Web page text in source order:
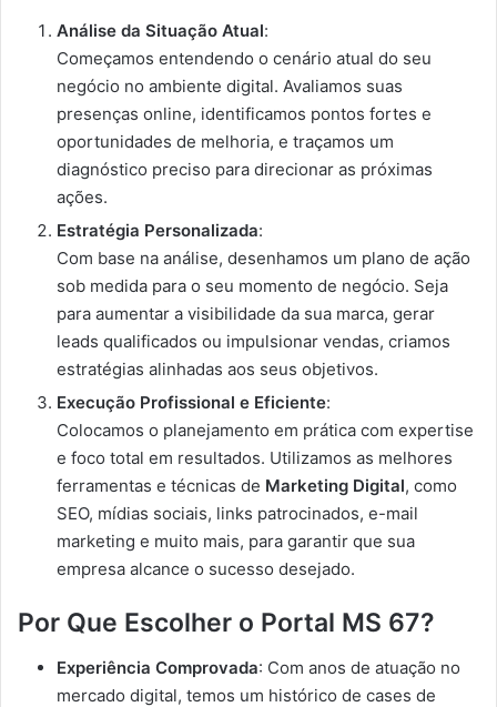
Análise da Situação Atual:
Começamos entendendo o cenário atual do seu
negócio no ambiente digital. Avaliamos suas
presenças online, identificamos pontos fortes e
oportunidades de melhoria, e traçamos um
diagnóstico preciso para direcionar as próximas
ações.
Estratégia Personalizada:
Com base na análise, desenhamos um plano de ação
sob medida para o seu momento de negócio. Seja
para aumentar a visibilidade da sua marca, gerar
leads qualificados ou impulsionar vendas, criamos
estratégias alinhadas aos seus objetivos.
Execução Profissional e Eficiente:
Colocamos o planejamento em prática com expertise
e foco total em resultados. Utilizamos as melhores
ferramentas e técnicas de Marketing Digital, como
SEO, mídias sociais, links patrocinados, e-mail
marketing e muito mais, para garantir que sua
empresa alcance o sucesso desejado.
Por Que Escolher o Portal MS 67?
Experiência Comprovada: Com anos de atuação no
mercado digital, temos um histórico de cases de